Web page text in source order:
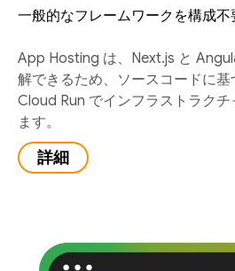
一般的なフレームワークを構成不
App Hosting は、Next.js と
解できるため、ソースコードに
Cloud Run でインフラストラク
ます。
詳細